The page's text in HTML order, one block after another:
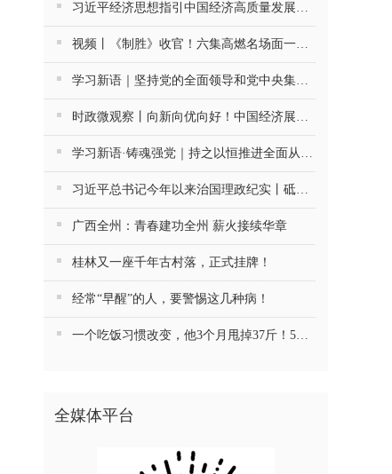
习近平经济思想指引中国经济高质量发展行稳致远
视频丨《制胜》收官！六集高燃名场面一次看够
学习新语｜坚持党的全面领导和党中央集中统一领导
时政微观察丨向新向优向好！中国经济展现强大韧性和活力
学习新语·铸魂强党｜持之以恒推进全面从严治党
习近平总书记今年以来治国理政纪实丨砥砺初心使命 把党建设得更加坚强有力
广西全州：青春建功全州 薪火接续华章
桂林又一座千年古村落，正式挂牌！
经常“早醒”的人，要警惕这几种病！
一个吃饭习惯改变，他3个月甩掉37斤！5种慢病药停了4种
全媒体平台